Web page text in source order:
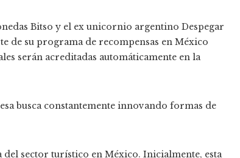
Bitso y el ex unicornio argentino Despegar
de su programa de recompensas en México
serán acreditadas automáticamente en la
busca constantemente innovando formas de
del sector turístico en México. Inicialmente, esta